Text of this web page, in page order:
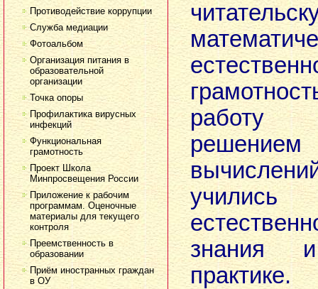
Противодействие коррупции
Служба медиации
Фотоальбом
Организация питания в
образовательной
организации
Точка опоры
Профилактика вирусных
инфекций
Функциональная
грамотность
Проект Школа
Минпросвещения России
Приложение к рабочим
программам. Оценочные
материалы для текущего
контроля
Преемственность в
образовании
Приём иностранных граждан
в ОУ
работу
знания
практике.